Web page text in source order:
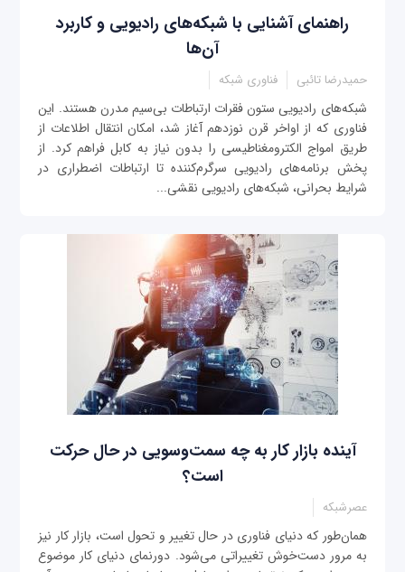
راهنمای آشنایی با شبکه‌های رادیویی و کاربرد
آن‌ها
حمیدرضا تائبی فناوری شبکه
شبکه‌های رادیویی ستون فقرات ارتباطات بی‌سیم مدرن هستند. این
فناوری که از اواخر قرن نوزدهم آغاز شد، امکان انتقال اطلاعات از
طریق امواج الکترومغناطیسی را بدون نیاز به کابل فراهم کرد. از
پخش برنامه‌های رادیویی سرگرم‌کننده تا ارتباطات اضطراری در
شرایط بحرانی، شبکه‌های رادیویی نقشی...
آینده بازار کار به چه سمت‌وسویی در حال حرکت
است؟
عصرشبکه
همان‌طور که دنیای فناوری در حال تغییر و تحول است، بازار کار نیز
به مرور دست‌خوش تغییراتی می‌شود. دورنمای دنیای کار موضوع